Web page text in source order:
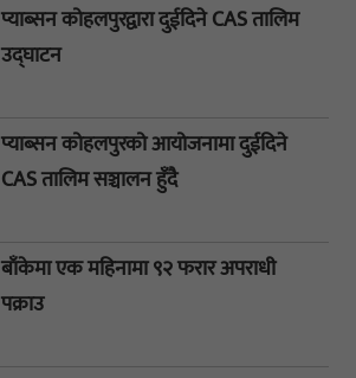
प्याब्सन कोहलपुरद्वारा दुईदिने CAS तालिम
उद्घाटन
प्याब्सन कोहलपुरको आयोजनामा दुईदिने
CAS तालिम सञ्चालन हुँदै
बाँकेमा एक महिनामा ९२ फरार अपराधी
पक्राउ